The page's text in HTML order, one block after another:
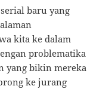
baru yang
kita ke dalam
problematika
yang bikin mereka
ke jurang